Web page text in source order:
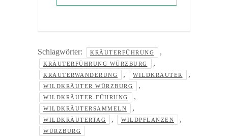
Schlagwörter: KRÄUTERFÜHRUNG ,
KRÄUTERFÜHRUNG WÜRZBURG ,
KRÄUTERWANDERUNG , WILDKRÄUTER ,
WILDKRÄUTER WÜRZBURG ,
WILDKRÄUTER-FÜHRUNG ,
WILDKRÄUTERSAMMELN ,
WILDKRÄUTERTAG , WILDPFLANZEN ,
WÜRZBURG